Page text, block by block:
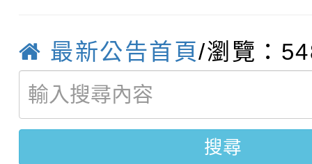
畫影片一案
劇比賽實施要點」及修
表
轉知：桃園市115年度
敬師藝文競賽』實施計
【甄選結果(第11招)】
學年度第1學期第7次
【甄選結果(第3招)】
最新公告首頁/瀏覽：
搜尋